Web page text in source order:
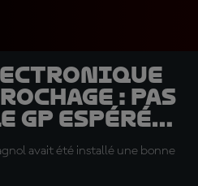
: pas
espéré
avait été installé une bonne